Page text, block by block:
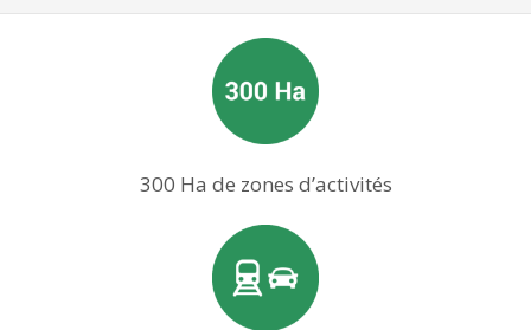
300 Ha de zones d’activités